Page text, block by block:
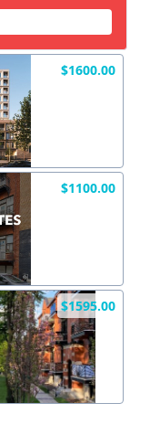
$1600.00
$1100.00
$1595.00